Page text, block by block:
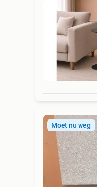
Moet nu weg